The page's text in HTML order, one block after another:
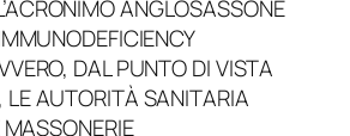
ANGLOSASSONE
DAL PUNTO DI VISTA
AUTORITÀ SANITARIA